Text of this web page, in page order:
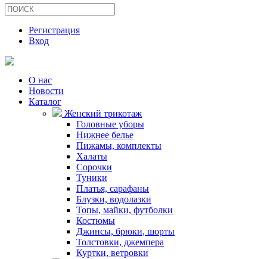
Регистрация
Вход
О нас
Новости
Каталог
Женский трикотаж
Головные уборы
Нижнее белье
Пижамы, комплекты
Халаты
Сорочки
Туники
Платья, сарафаны
Блузки, водолазки
Топы, майки, футболки
Костюмы
Джинсы, брюки, шорты
Толстовки, джемпера
Куртки, ветровки